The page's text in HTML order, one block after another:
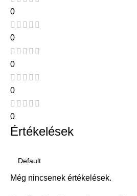
0
0
0
0
0
Értékelések
Még nincsenek értékelések.